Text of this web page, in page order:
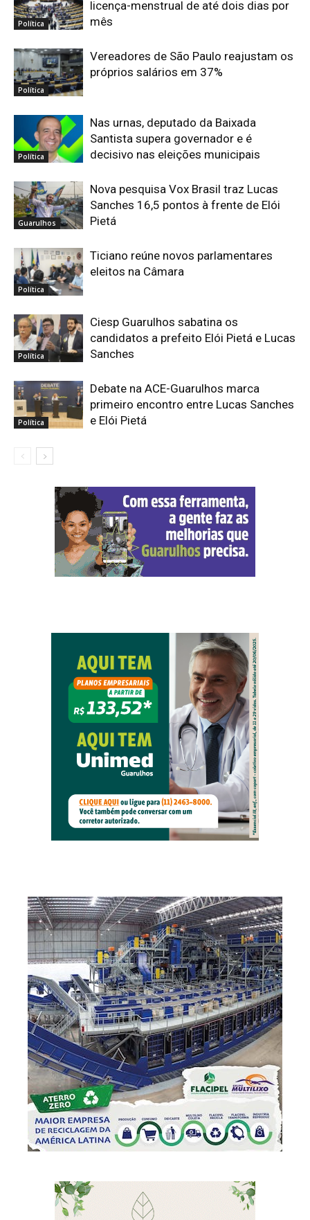
Política
licença-menstrual de até dois dias por
mês
Política
Vereadores de São Paulo reajustam os
próprios salários em 37%
Política
Nas urnas, deputado da Baixada
Santista supera governador e é
decisivo nas eleições municipais
Guarulhos
Nova pesquisa Vox Brasil traz Lucas
Sanches 16,5 pontos à frente de Elói
Pietá
Política
Ticiano reúne novos parlamentares
eleitos na Câmara
Política
Ciesp Guarulhos sabatina os
candidatos a prefeito Elói Pietá e Lucas
Sanches
Política
Debate na ACE-Guarulhos marca
primeiro encontro entre Lucas Sanches
e Elói Pietá